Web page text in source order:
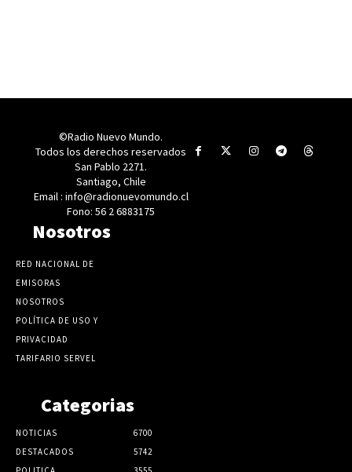
©Radio Nuevo Mundo.
Todos los derechos reservados
San Pablo 2271.
Santiago, Chile
Email : info@radionuevomundo.cl
Fono: 56 2 6883175
Nosotros
RED NACIONAL DE
EMISORAS
NOSOTROS
POLÍTICA DE USO Y
PRIVACIDAD
TARIFARIO SERVEL
Categorias
NOTICIAS
6700
DESTACADOS
5742